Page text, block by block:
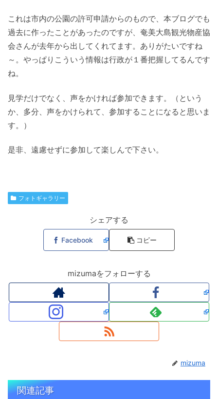
これは市内の公園の許可申請からのもので、本ブログでも
過去に作ったことがあったのですが、奄美大島観光物産協
会さんが去年から出してくれてます。ありがたいですね
～。やっぱりこういう情報は行政が１番把握してるんです
ね。
見学だけでなく、声をかければ参加できます。（という
か、多分、声をかけられて、参加することになると思いま
す。）
是非、遠慮せずに参加して楽しんで下さい。
フォトギャラリー
シェアする
Facebook コピー
mizumaをフォローする
mizuma
関連記事